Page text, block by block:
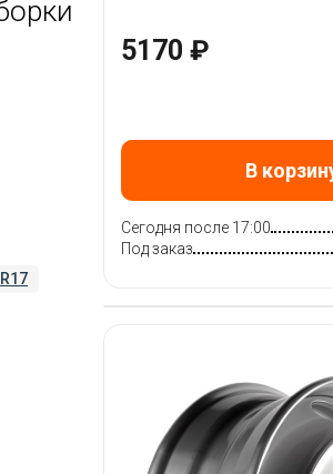
5170 ₽
В
Сегодня после 17:00
Под заказ